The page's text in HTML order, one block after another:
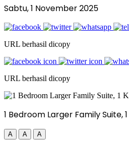
Sabtu, 1 November 2025
URL berhasil dicopy
URL berhasil dicopy
1 Bedroom Larger Family Suite,
A A A